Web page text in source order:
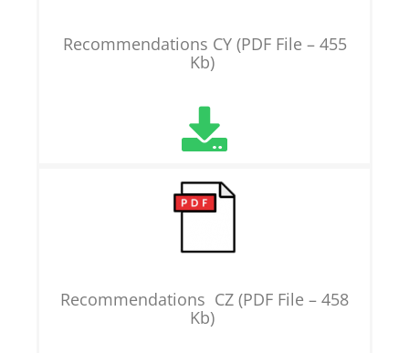
Recommendations CY (PDF File – 455
Kb)
Recommendations CZ (PDF File – 458
Kb)